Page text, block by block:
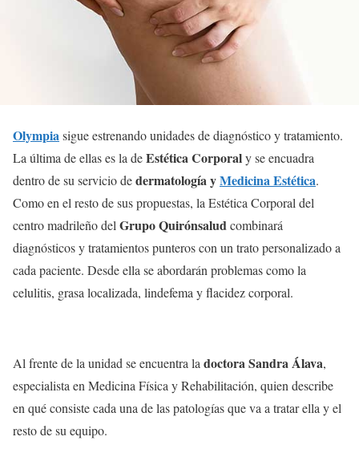
Olympiasigue estrenando unidades de diagnóstico y tratamiento.
La última de ellas es la deEstética Corporaly se encuadra
dentro de su servicio dedermatología yMedicina Estética.
Como en el resto de sus propuestas, la Estética Corporal del
centro madrileño del Grupo Quirónsaludcombinará
diagnósticos y tratamientos punteros con un trato personalizado a
cada paciente. Desde ella se abordarán problemas como la
celulitis, grasa localizada, lindefema y flacidez corporal.
Al frente de la unidad se encuentra la doctora Sandra Álava,
especialista en Medicina Física y Rehabilitación, quien describe
en qué consiste cada una de las patologías que va a tratar ella y el
resto de su equipo.